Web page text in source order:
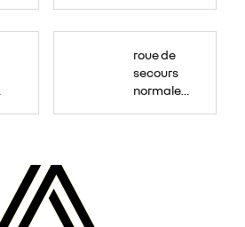
roue de
secours
normale